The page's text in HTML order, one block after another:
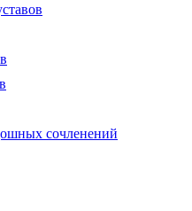
сочленений